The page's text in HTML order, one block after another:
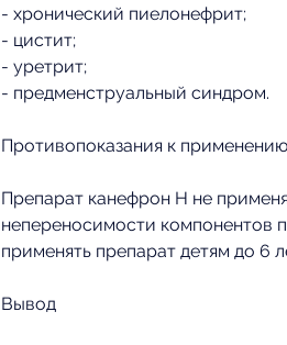
- хронический пиелонефрит;
- цистит;
- уретрит;
- предменструальный синдром.
Противопоказания к
Препарат канефрон Н не
непереносимости компонентов
применять препарат детям до 6
Вывод